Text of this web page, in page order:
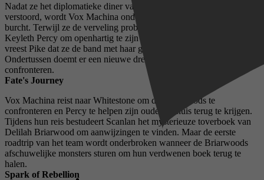
Nadat ze het diplomatieke diner van Soeverein Uriel hebben
verstoord, wordt Vox Machina onder huisarrest geplaatst in hun
burcht. Terwijl ze de verveling proberen te verdrijven, overtuigt
Keyleth Percy om openhartig te zijn over zijn duistere verleden en
vreest Pike dat ze de band met haar godin is kwijtgeraakt.
Ondertussen doemt er een nieuwe dreiging op die Vox Machina zal
confronteren.
Fate's Journey
Vox Machina reist naar Whitestone om de Briarwoods te
confronteren en Percy te helpen zijn ouderlijk huis terug te krijgen.
Tijdens hun reis bestudeert Scanlan het mysterieuze toverboek van
Delilah Briarwood om aanwijzingen te vinden. Maar de eerste
roadtrip van het team wordt onderbroken wanneer de Briarwoods
afschuwelijke monsters sturen om hun verdwenen boek terug te
halen.
Spark of Rebellion